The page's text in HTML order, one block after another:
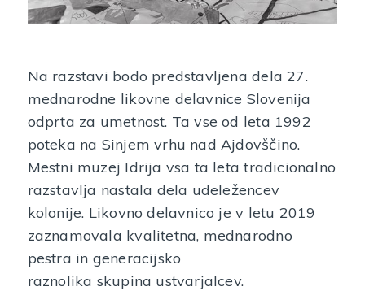
Na razstavi bodo predstavljena dela 27.
mednarodne likovne delavnice Slovenija
odprta za umetnost. Ta vse od leta 1992
poteka na Sinjem vrhu nad Ajdovščino.
Mestni muzej Idrija vsa ta leta tradicionalno
razstavlja nastala dela udeležencev
kolonije. Likovno delavnico je v letu 2019
zaznamovala kvalitetna, mednarodno
pestra in generacijsko
raznolika skupina ustvarjalcev.